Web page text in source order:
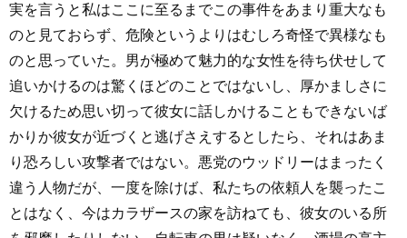
実を言うと私はここに至るまでこの事件をあまり重大なも
のと見ておらず、危険というよりはむしろ奇怪で異様なも
のと思っていた。男が極めて魅力的な女性を待ち伏せして
追いかけるのは驚くほどのことではないし、厚かましさに
欠けるため思い切って彼女に話しかけることもできないば
かりか彼女が近づくと逃げさえするとしたら、それはあま
り恐ろしい攻撃者ではない。悪党のウッドリーはまったく
違う人物だが、一度を除けば、私たちの依頼人を襲ったこ
とはなく、今はカラザースの家を訪ねても、彼女のいる所